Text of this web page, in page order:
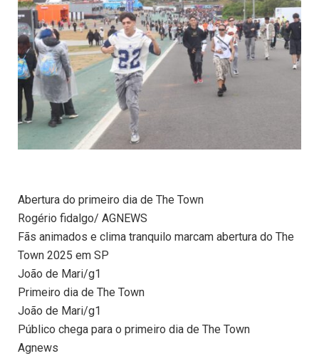
Abertura do primeiro dia de The Town
Rogério fidalgo/ AGNEWS
Fãs animados e clima tranquilo marcam abertura do The
Town 2025 em SP
João de Mari/g1
Primeiro dia de The Town
João de Mari/g1
Público chega para o primeiro dia de The Town
Agnews